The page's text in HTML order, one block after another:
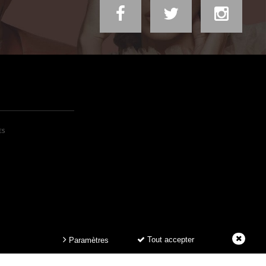
Tout accepter
Paramètres